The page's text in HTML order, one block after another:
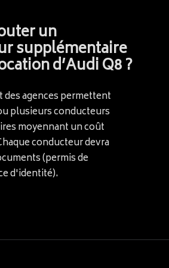
un
supplémentaire
d’Audi Q8 ?
des agences permettent
plusieurs conducteurs
moyennant un coût
conducteur devra
(permis de
d'identité).